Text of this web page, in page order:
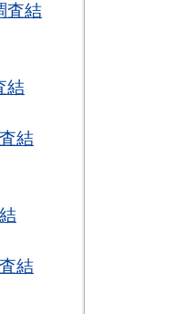
査結
結
結
結